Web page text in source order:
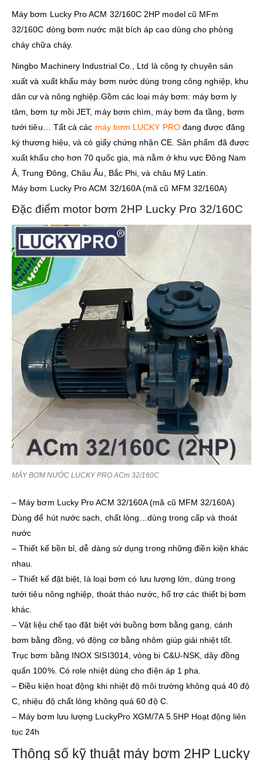
Máy bơm Lucky Pro ACM 32/160C 2HP model cũ MFm
32/160C dòng bơm nước mặt bích áp cao dùng cho phòng
cháy chữa cháy.
Ningbo Machinery Industrial Co., Ltd là công ty chuyên sản
xuất và xuất khẩu máy bơm nước dùng trong công nghiệp, khu
dân cư và nông nghiệp.Gồm các loại máy bơm: máy bơm ly
tâm, bơm tự mồi JET, máy bơm chìm, máy bơm đa tầng, bơm
tưới tiêu… Tất cả các máy bơm LUCKY PROđang được đăng
ký thương hiệu, và có giấy chứng nhận CE. Sản phẩm đã được
xuất khẩu cho hơn 70 quốc gia, mà nằm ở khu vực Đông Nam
Á, Trung Đông, Châu Âu, Bắc Phi, và châu Mỹ Latin.
Máy bơm Lucky Pro ACM 32/160A (mã cũ MFM 32/160A)
Đặc điểm motor bơm 2HP Lucky Pro 32/160C
MÁY BƠM NƯỚC LUCKY PRO ACm 32/160C
– Máy bơm Lucky Pro ACM 32/160A (mã cũ MFM 32/160A)
Dùng để hút nước sạch, chất lỏng…dùng trong cấp và thoát
nước
– Thiết kế bền bỉ, dễ dàng sử dụng trong những điền kiện khác
nhau.
– Thiết kế đặt biệt, là loại bơm có lưu lượng lớn, dùng trong
tưới tiêu nông nghiệp, thoát tháo nước, hổ trợ các thiết bị bơm
khác.
– Vật liệu chế tạo đặt biệt với buồng bơm bằng gang, cánh
bơm bằng đồng, vỏ động cơ bằng nhôm giúp giải nhiệt tốt.
Trục bơm bằng INOX SISI3014, vòng bi C&U-NSK, dây đồng
quấn 100%. Có role nhiệt dùng cho điện áp 1 pha.
– Điều kiện hoạt động khi nhiệt độ môi trường không quá 40 độ
C, nhiệu độ chất lỏng không quá 60 độ C.
– Máy bơm lưu lượng LuckyPro XGM/7A 5.5HP Hoạt động liên
tục 24h
Thông số kỹ thuật máy bơm 2HP Lucky